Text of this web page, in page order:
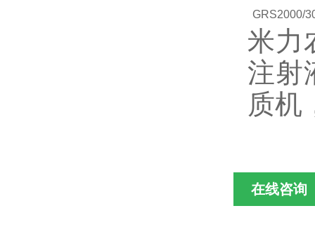
GRS2000/
米力
注射
质机
在线咨询